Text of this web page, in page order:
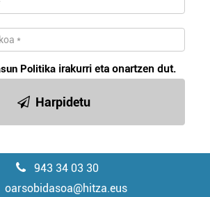
Politika irakurri eta onartzen dut.
Harpidetu
943 34 03 30
oarsobidasoa@hitza.eus